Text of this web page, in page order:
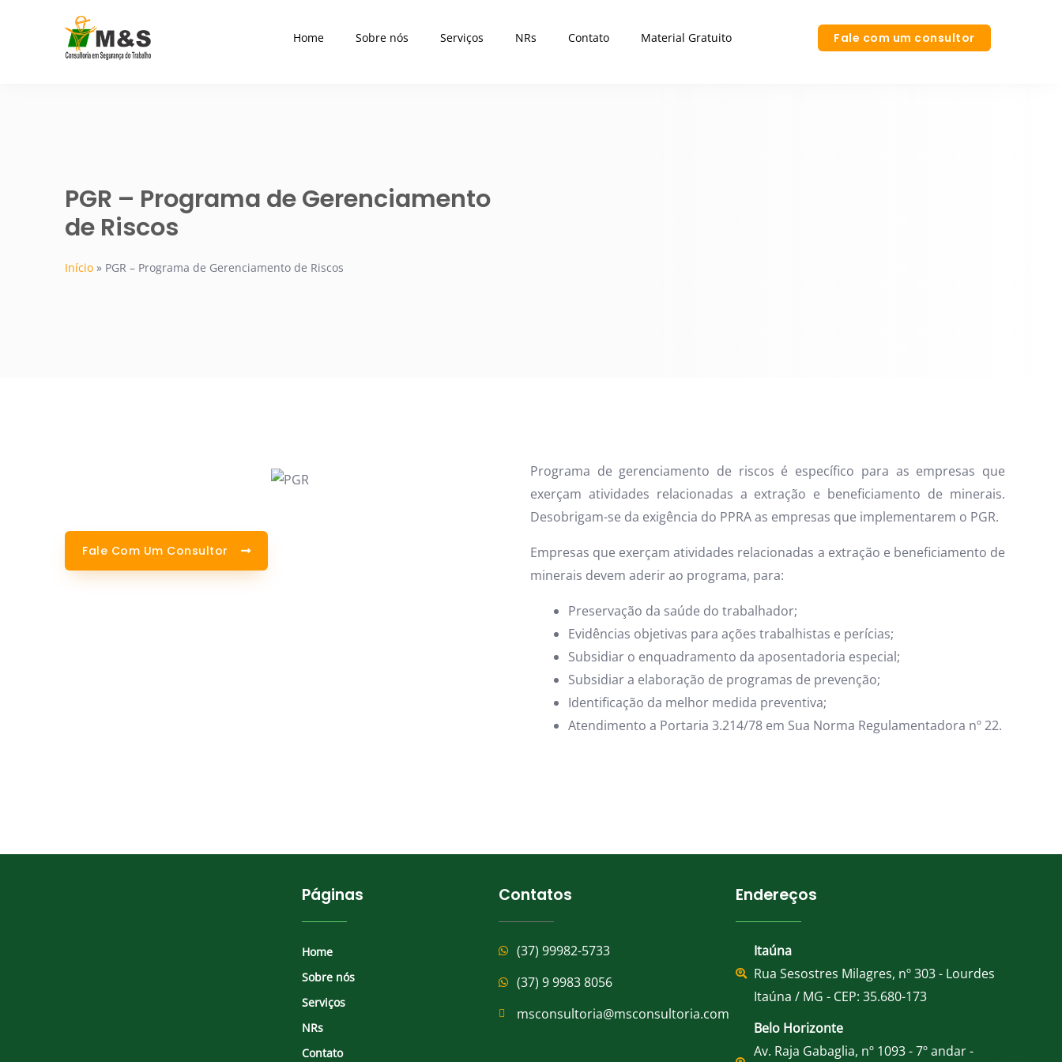
Home Sobre nós Serviços NRs Contato Material Gratuito Fale com um consultor
PGR – Programa de Gerenciamento
de Riscos
Início » PGR – Programa de Gerenciamento de Riscos
Fale Com Um Consultor
Programa de gerenciamento de riscos é específico para as empresas que
exerçam atividades relacionadas a extração e beneficiamento de minerais.
Desobrigam-se da exigência do PPRA as empresas que implementarem o PGR.
Empresas que exerçam atividades relacionadas a extração e beneficiamento de
minerais devem aderir ao programa, para:
Preservação da saúde do trabalhador;
Evidências objetivas para ações trabalhistas e perícias;
Subsidiar o enquadramento da aposentadoria especial;
Subsidiar a elaboração de programas de prevenção;
Identificação da melhor medida preventiva;
Atendimento a Portaria 3.214/78 em Sua Norma Regulamentadora nº 22.
Páginas
Home
Sobre nós
Serviços
NRs
Contato
Contatos
(37) 99982-5733
(37) 9 9983 8056
msconsultoria@msconsultoria.com
Endereços
Itaúna
Rua Sesostres Milagres, nº 303 - Lourdes
Itaúna / MG - CEP: 35.680-173
Belo Horizonte
Av. Raja Gabaglia, nº 1093 - 7º andar -